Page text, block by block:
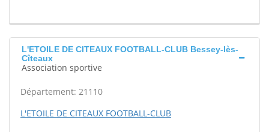
L'ETOILE DE CITEAUX FOOTBALL-CLUB Bessey-lès-
Cîteaux
Association sportive
Département: 21110
L'ETOILE DE CITEAUX FOOTBALL-CLUB